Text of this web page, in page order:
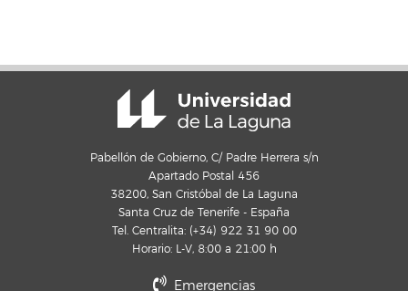
Pabellón de Gobierno, C/ Padre Herrera s/n
Apartado Postal 456
38200, San Cristóbal de La Laguna
Santa Cruz de Tenerife - España
Tel. Centralita: (+34) 922 31 90 00
Horario: L-V, 8:00 a 21:00 h
Emergencias